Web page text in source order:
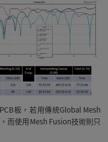
板，若用傳統Global Mesh
而使用Mesh Fusion技術則只